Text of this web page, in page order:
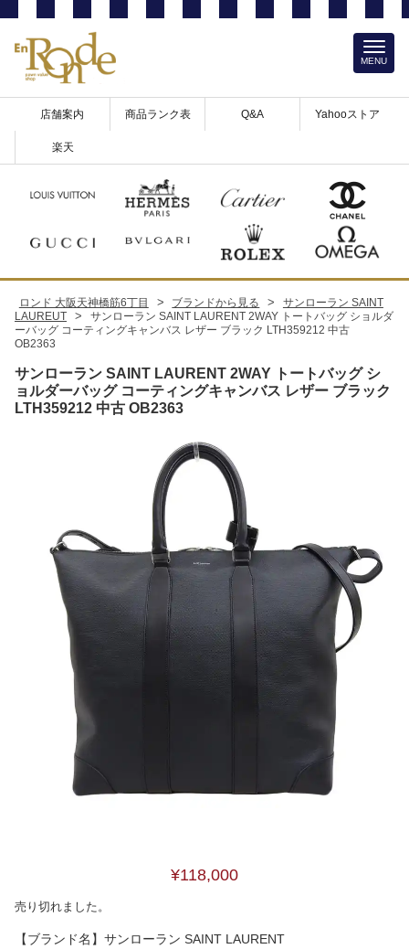
店舗案内 商品ランク表 Q&A Yahooストア
楽天
MENU
ロンド 大阪天神橋筋6丁目 > ブランドから見る >
サンローラン SAINT
LAUREUT
>
サンローラン SAINT LAURENT 2WAY トートバッグ ショルダ
ーバッグ コーティングキャンバス レザー ブラック LTH359212 中古
OB2363
サンローラン SAINT LAURENT 2WAY トートバッグ シ
ョルダーバッグ コーティングキャンバス レザー ブラック
LTH359212 中古 OB2363
¥118,000
売り切れました。
【ブランド名】サンローラン SAINT LAURENT